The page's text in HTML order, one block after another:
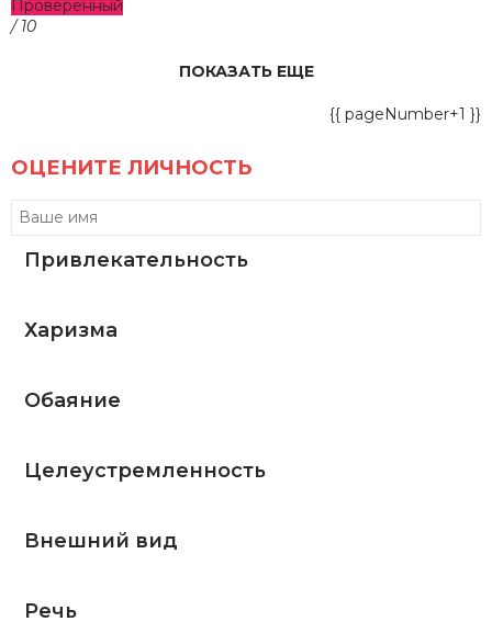
Проверенный
/ 10
ПОКАЗАТЬ ЕЩЕ
{{ pageNumber+1 }}
ОЦЕНИТЕ ЛИЧНОСТЬ
Привлекательность
Харизма
Обаяние
Целеустремленность
Внешний вид
Речь